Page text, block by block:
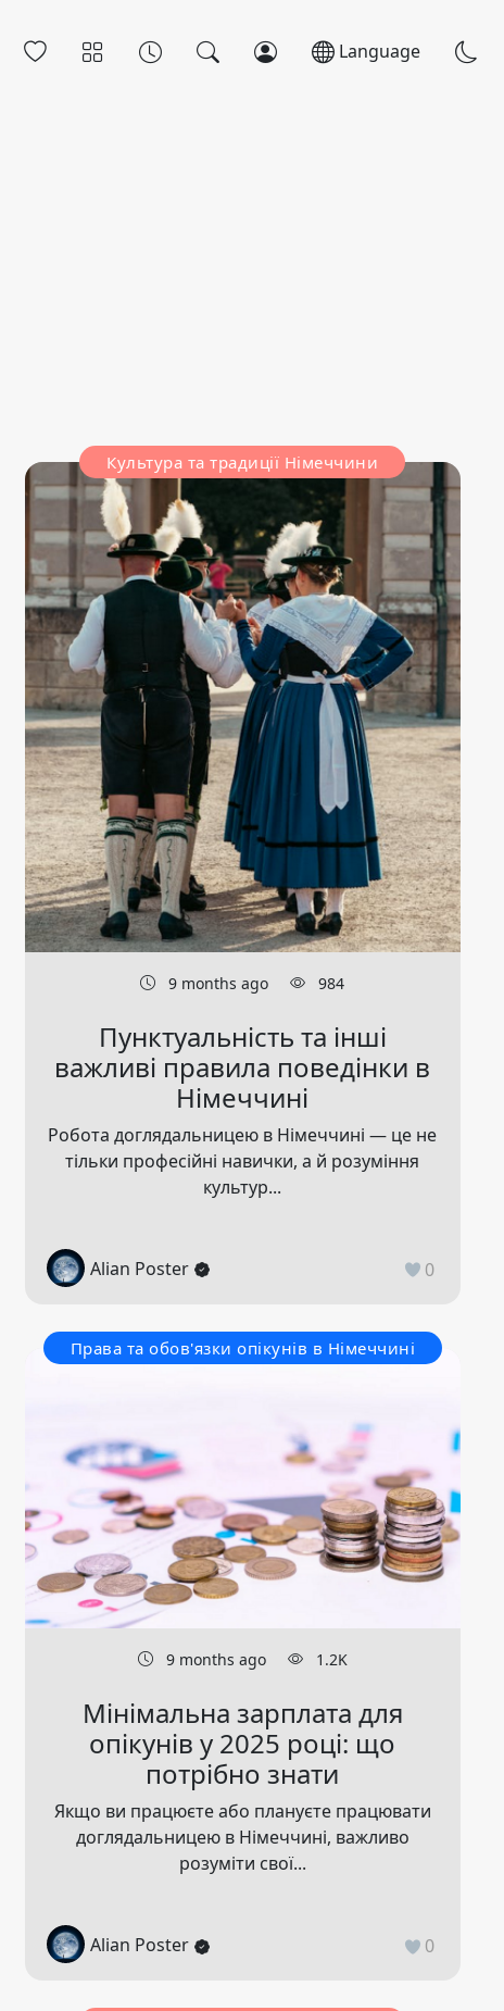
Language
Культура та традиції Німеччини
9 months ago 984
Пунктуальність та інші
важливі правила поведінки в
Німеччині
Робота доглядальницею в Німеччині — це не
тільки професійні навички, а й розуміння
культур...
Alian Poster 0
Права та обов'язки опікунів в Німеччині
9 months ago 1.2K
Мінімальна зарплата для
опікунів у 2025 році: що
потрібно знати
Якщо ви працюєте або плануєте працювати
доглядальницею в Німеччині, важливо
розуміти свої...
Alian Poster 0